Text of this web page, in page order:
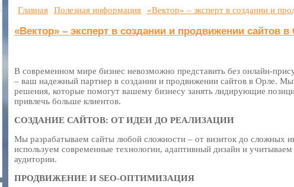
Главная Полезная информация «Вектор» – эксперт в создании и
«Вектор» – эксперт в создании и продвижении сайтов
В современном мире бизнес невозможно представить без онлайн-
– ваш надежный партнер в создании и продвижении сайтов в Орле. Мы
решения, которые помогут вашему бизнесу занять лидирующие
привлечь больше клиентов.
СОЗДАНИЕ САЙТОВ: ОТ ИДЕИ ДО РЕАЛИЗАЦИИ
Мы разрабатываем сайты любой сложности – от визиток до сложных
используем современные технологии, адаптивный дизайн и
аудитории.
ПРОДВИЖЕНИЕ И SEO-ОПТИМИЗАЦИЯ